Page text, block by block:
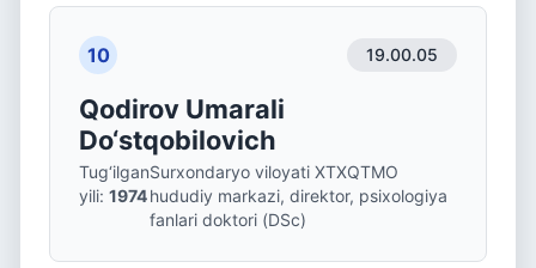
10 19.00.05
Qodirov Umarali
Do‘stqobilovich
Tug‘ilgan
yili: 1974
Surxondaryo viloyati XTXQTMO
hududiy markazi, direktor, psixologiya
fanlari doktori (DSc)